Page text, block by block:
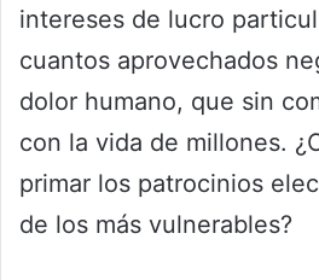
intereses de lucro
cuantos aprovechados
dolor humano, que sin
con la vida de millones.
primar los patrocinios
de los más vulnerables?